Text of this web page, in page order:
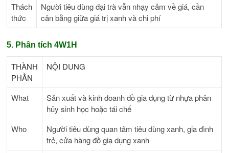
Thách
thức
Người tiêu dùng đại trà vẫn nhạy cảm về giá, cần
cân bằng giữa giá trị xanh và chi phí
5. Phân tích 4W1H
THÀNH
PHẦN
NỘI DUNG
What
Sản xuất và kinh doanh đồ gia dụng từ nhựa phân
hủy sinh học hoặc tái chế
Who
Người tiêu dùng quan tâm tiêu dùng xanh, gia đình
trẻ, cửa hàng đồ gia dụng xanh